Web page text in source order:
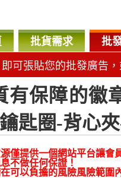
批貨需求 批
可張貼您的批發廣告，
有保障的徽
匙圈-背心
僅提供一個網站平台讓會
不做任何保證！
可以負擔的風險風險範圍